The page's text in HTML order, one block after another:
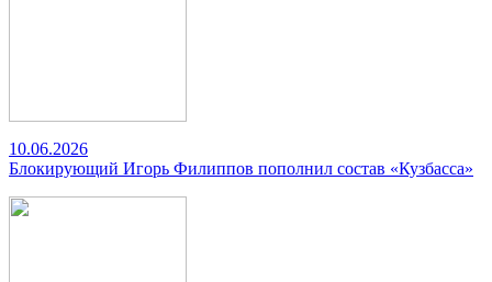
10.06.2026
Блокирующий Игорь Филиппов пополнил состав «Кузбасса»